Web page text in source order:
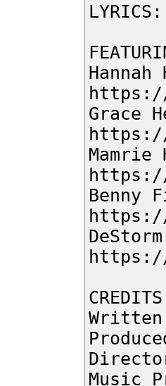
Hannah
https://
Grace
https://
Mamrie
https://
Benny
https://
DeStorm
https://
Music